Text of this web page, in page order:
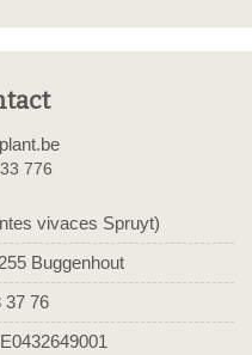
776
vivaces Spruyt)
Buggenhout
37 76